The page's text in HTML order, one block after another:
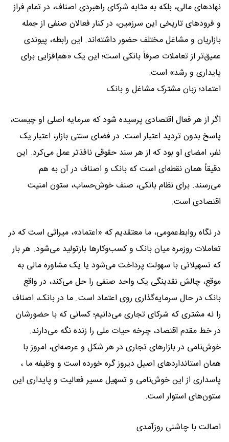
نهادهای مالی، بلکه به مثابه شرکای راهبردی اصناف، در تمام فراز
و فرودهای تاریخی این سرزمین، در کنار فعالان صنفی از جمله
بازاریان و مشاغل مختلف حضور داشته‌اند. این رابطه، پیوندی
عمیق‌تر از تعاملات صرفاً بانکی است؛ این یک «هم‌افزایی برای
پایداری و رشد» است.
اعتماد؛ زبان مشترک مشاغل و بانک
اگر از هر فعال اقتصادی پرسیده شود که سرمایه اصلی او چیست،
پاسخ بدون تردید اعتبار است. در فضای سنتی بازار، اعتبار یک
نفر، امضای او بود که از هر سند حقوقی نافذتر عمل می‌کرد. این
دقیقاً همان نقطه‌ای است که بانک و اصناف در آن به هم
می‌رسند. برای نظام بانکی، صنف خوش‌حساب، ستون امنیت
اقتصادی است.
در نگاه روابط‌عمومی، ما معتقدیم که «اعتماد»، میراثی است که در
تعاملات روزمره میان بانک و کسب‌وکارها بازتولید می‌شود. هر بار
که تسهیلاتی با سهولت پرداخت می‌شود یا یک مشاوره مالی به
موقع، چالش نقدینگی یک واحد صنفی را حل می‌کند، در واقع
بانک در حال سرمایه‌گذاری روی اعتماد است. ما در بانک، اصناف
را نه مشتری که شرکای تجاری می‌دانیم؛ کسانی که با حضورشان
در خط مقدم اقتصاد، چرخه حیات ملی را زنده نگه می‌دارند.
خوش‌نامی در بازارهای تجاری در هر شکل و عرصه‌ای، امروز با
همان استانداردهای اصیل دیروز گره خورده است و وظیفه ما ،
پاسداری از این خوش‌نامی و تسهیل مسیر فعالیت و پایداری این
ستون‌های استوار است.
اصالت با چاشنی روزآمدی